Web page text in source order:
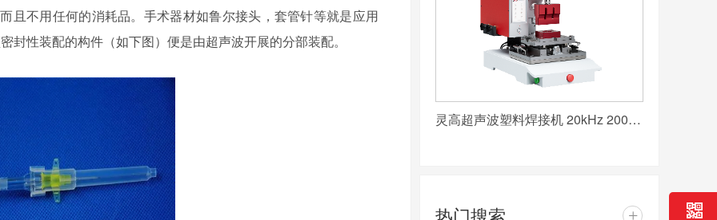
且不用任何的消耗品。手术器材如鲁尔接头，套管针等就是应用
性装配的构件（如下图）便是由超声波开展的分部装配。
灵高超声波塑料焊接机 20kHz 2000/3000W K3000 Pro
热门搜索 +